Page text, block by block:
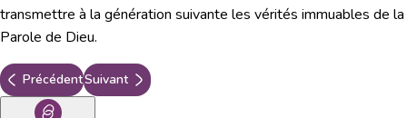
transmettre à la génération suivante les vérités immuables de la
Parole de Dieu.
PrécédentSuivant